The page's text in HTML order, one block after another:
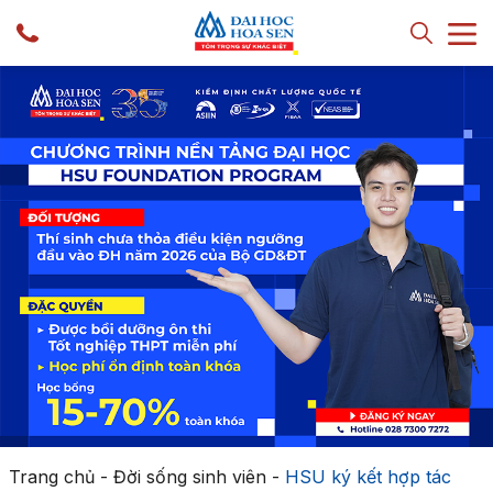
Trang chủ- Đời sống sinh viên- HSU ký kết hợp tác